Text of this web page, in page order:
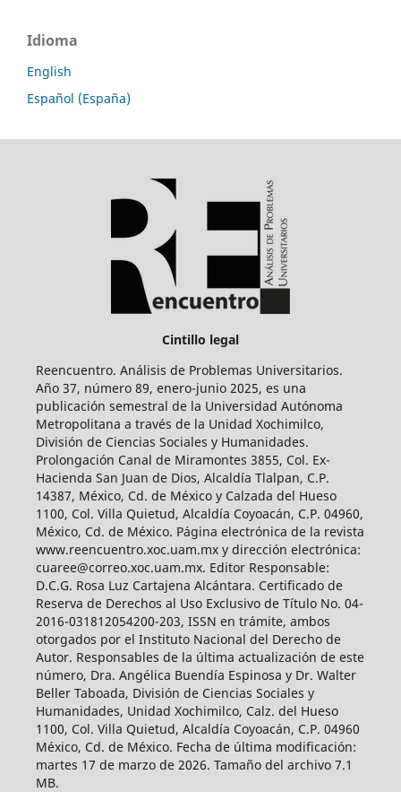
Idioma
English
Español (España)
Cintillo legal
Reencuentro. Análisis de Problemas Universitarios.
Año 37, número 89, enero-junio 2025, es una
publicación semestral de la Universidad Autónoma
Metropolitana a través de la Unidad Xochimilco,
División de Ciencias Sociales y Humanidades.
Prolongación Canal de Miramontes 3855, Col. Ex-
Hacienda San Juan de Dios, Alcaldía Tlalpan, C.P.
14387, México, Cd. de México y Calzada del Hueso
1100, Col. Villa Quietud, Alcaldía Coyoacán, C.P. 04960,
México, Cd. de México. Página electrónica de la revista
www.reencuentro.xoc.uam.mx y dirección electrónica:
cuaree@correo.xoc.uam.mx. Editor Responsable:
D.C.G. Rosa Luz Cartajena Alcántara. Certificado de
Reserva de Derechos al Uso Exclusivo de Título No. 04-
2016-031812054200-203, ISSN en trámite, ambos
otorgados por el Instituto Nacional del Derecho de
Autor. Responsables de la última actualización de este
número, Dra. Angélica Buendía Espinosa y Dr. Walter
Beller Taboada, División de Ciencias Sociales y
Humanidades, Unidad Xochimilco, Calz. del Hueso
1100, Col. Villa Quietud, Alcaldía Coyoacán, C.P. 04960
México, Cd. de México. Fecha de última modificación:
martes 17 de marzo de 2026. Tamaño del archivo 7.1
MB.